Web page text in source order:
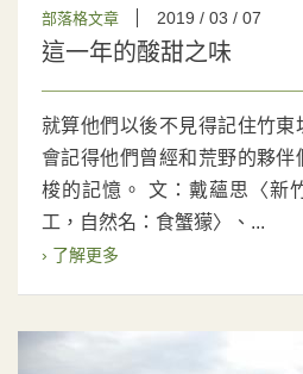
部落格文章 2019 / 03 / 07
這一年的酸甜之味
就算他們以後不見得記住竹東
會記得他們曾經和荒野的夥
梭的記憶。 文：戴蘊思〈新
工，自然名：食蟹獴〉、...
› 了解更多